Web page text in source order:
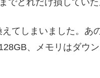
でどれだけ損していた
てしまいました。あ
、メモリはダウ